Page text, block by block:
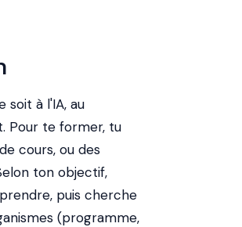
à l'IA, au
Pour te former, tu
cours, ou des
ton objectif,
puis cherche
(programme,